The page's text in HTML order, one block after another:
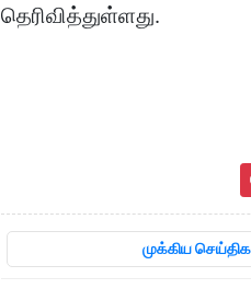
தெரிவித்துள்ளது.
முக்கிய